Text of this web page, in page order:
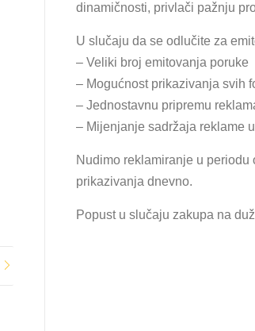
dinamičnosti, privlači pažnju
U slučaju da se odlučite za
– Veliki broj emitovanja poruke
– Mogućnost prikazivanja svih
– Jednostavnu pripremu
– Mijenjanje sadržaja reklame
Nudimo reklamiranje u
prikazivanja dnevno.
Popust u slučaju zakupa na